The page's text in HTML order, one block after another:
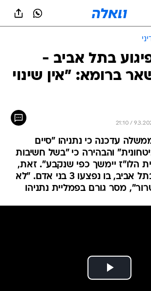
בתל אביב -
ברומא: "אין שינוי
עדכנה כי נתניהו "סיים
והבהירה כי "בשל חשיבות
הלו"ז יימשך כפי שנקבע". זאת,
לאחר הפיגוע בתל אביב, בו נפצעו 3 בני אדם. "לא
מסר גורם בפמליית נתניהו